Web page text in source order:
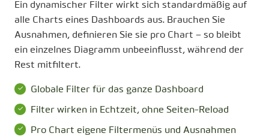
Ein dynamischer Filter wirkt sich standardmäßig auf
alle Charts eines Dashboards aus. Brauchen Sie
Ausnahmen, definieren Sie sie pro Chart – so bleibt
ein einzelnes Diagramm unbeeinflusst, während der
Rest mitfiltert.
Globale Filter für das ganze Dashboard
Filter wirken in Echtzeit, ohne Seiten-Reload
Pro Chart eigene Filtermenüs und Ausnahmen